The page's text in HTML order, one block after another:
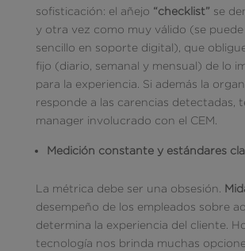
sofisticación: el añejo “checklist” se
y otra vez como muy válido (se
sencillo en soporte digital), que
fijo (diario, semanal y mensual) de lo
para la experiencia. Si además la
responde a las carencias detectadas,
manager involucrado con el CEM.
Medición constante y estándares
La métrica debe ser una obsesión.
desempeño de los empleados sobre
determina la experiencia del cliente.
tecnología nos brinda muchas